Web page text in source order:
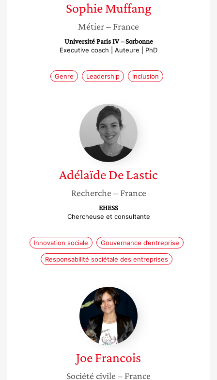
Sophie Muffang
Métier– France
Université Paris IV – Sorbonne
Executive coach | Auteure | PhD
Genre Leadership Inclusion
Adélaïde
De
Lastic
AdélaïdeDe Lastic
Recherche – France
EHESS
Chercheuse et consultante
Innovation sociale Gouvernance d’entreprise
Responsabilité sociétale des entreprises
Joe
Francois
JoeFrancois
Société civile – France